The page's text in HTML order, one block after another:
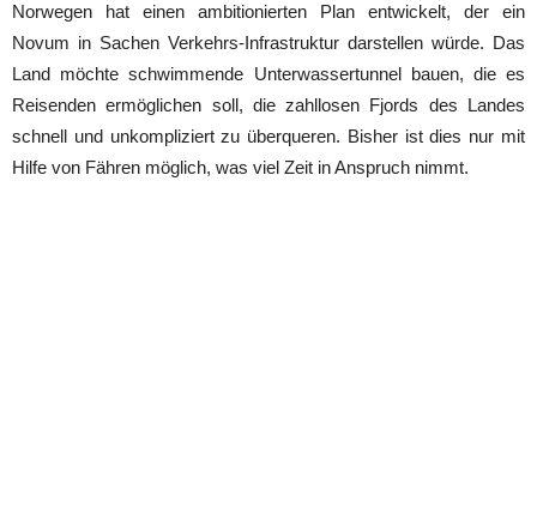
Norwegen hat einen ambitionierten Plan entwickelt, der ein
Novum in Sachen Verkehrs-Infrastruktur darstellen würde. Das
Land möchte schwimmende Unterwassertunnel bauen, die es
Reisenden ermöglichen soll, die zahllosen Fjords des Landes
schnell und unkompliziert zu überqueren. Bisher ist dies nur mit
Hilfe von Fähren möglich, was viel Zeit in Anspruch nimmt.